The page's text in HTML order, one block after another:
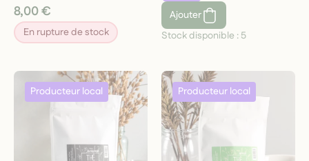
8,00 €
En rupture de stock
Ajouter
Stock disponible : 5